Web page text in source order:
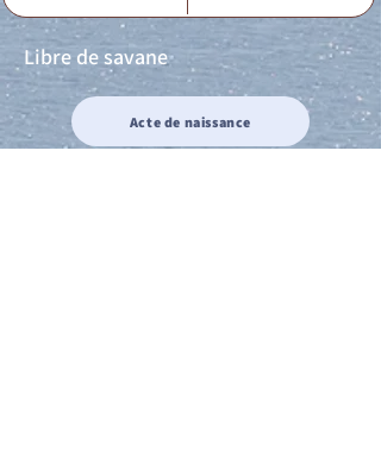
Libre de savane
Acte de naissance